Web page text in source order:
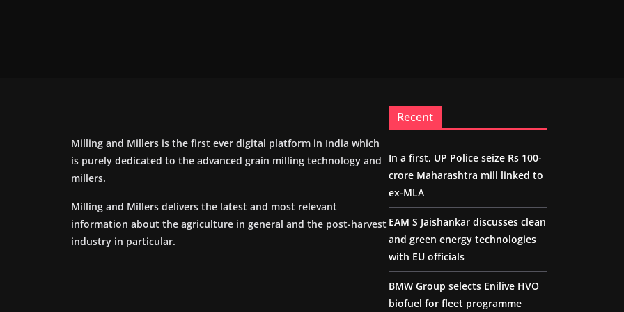
Milling and Millers is the first ever digital platform in India which
is purely dedicated to the advanced grain milling technology and
millers.
Milling and Millers delivers the latest and most relevant
information about the agriculture in general and the post-harvest
industry in particular.
Recent
In a first, UP Police seize Rs 100-
crore Maharashtra mill linked to
ex-MLA
EAM S Jaishankar discusses clean
and green energy technologies
with EU officials
BMW Group selects Enilive HVO
biofuel for fleet programme